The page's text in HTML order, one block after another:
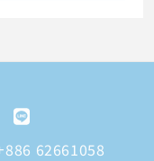
62661058